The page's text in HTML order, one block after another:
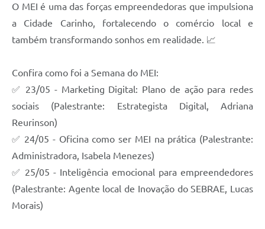
O MEI é uma das forças empreendedoras que impulsiona
a Cidade Carinho, fortalecendo o comércio local e
também transformando sonhos em realidade. 📈
Confira como foi a Semana do MEI:
✅ 23/05 - Marketing Digital: Plano de ação para redes
sociais (Palestrante: Estrategista Digital, Adriana
Reurinson)
✅ 24/05 - Oficina como ser MEI na prática (Palestrante:
Administradora, Isabela Menezes)
✅ 25/05 - Inteligência emocional para empreendedores
(Palestrante: Agente local de Inovação do SEBRAE, Lucas
Morais)